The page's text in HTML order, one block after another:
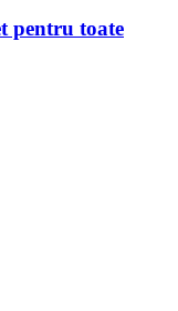
pentru toate